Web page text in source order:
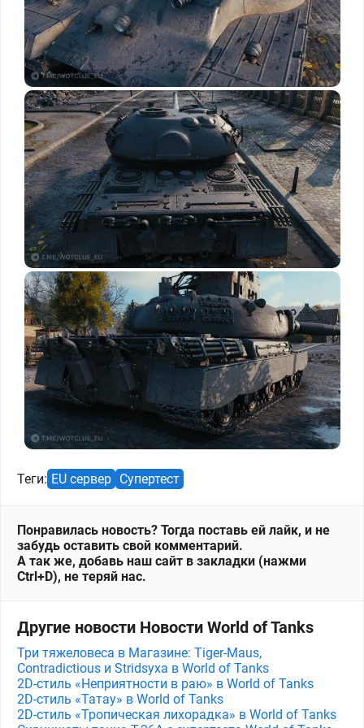
Теги: EU сервер Супертест
Понравилась новость? Тогда поставь ей лайк, и не
забудь оставить свой комментарий.
А так же, добавь наш сайт в закладки (нажми
Ctrl+D), не теряй нас.
Другие новости Новости World of Tanks
Три тяжеловеса в Магазине: Tiger-Maus,
Contradictious и Stridsyxa в World of Tanks
2D-стиль «Неприятности в раю» в World of Tanks
2D-стиль «Татау» в World of Tanks
2D-стиль «Тропическая лихорадка» в World of Tanks